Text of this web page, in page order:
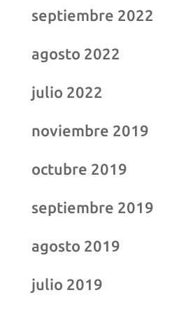
septiembre 2022
agosto 2022
julio 2022
noviembre 2019
octubre 2019
septiembre 2019
agosto 2019
julio 2019